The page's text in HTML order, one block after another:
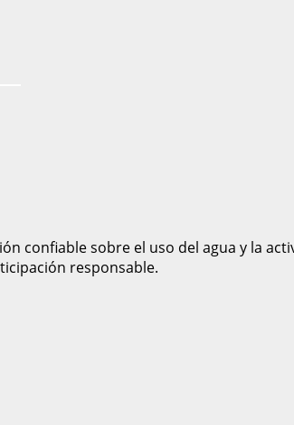
confiable sobre el uso del agua y la
responsable.